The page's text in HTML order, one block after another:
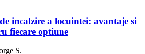
incalzire a locuintei: avantaje si
fiecare optiune
S.